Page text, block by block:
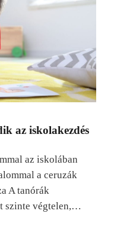
az iskolakezdés
az iskolában
a ceruzák
A tanórák
szinte végtelen,…